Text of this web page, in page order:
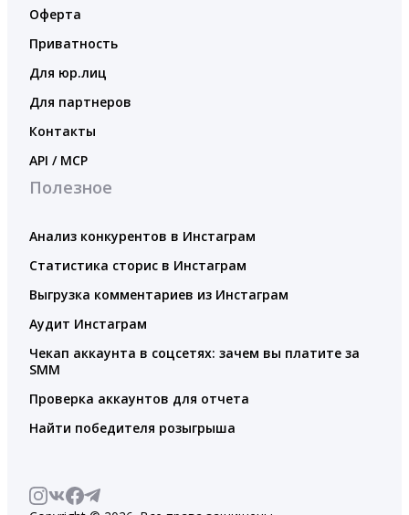
Оферта
Приватность
Для юр.лиц
Для партнеров
Контакты
API / MCP
Полезное
Анализ конкурентов в Инстаграм
Статистика сторис в Инстаграм
Выгрузка комментариев из Инстаграм
Аудит Инстаграм
Чекап аккаунта в соцсетях: зачем вы платите за
SMM
Проверка аккаунтов для отчета
Найти победителя розыгрыша